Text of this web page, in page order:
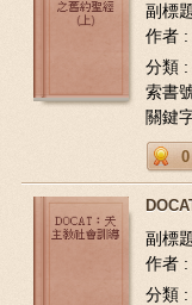
副標
作者
分類
索書
關鍵
0
副標
作者
分類